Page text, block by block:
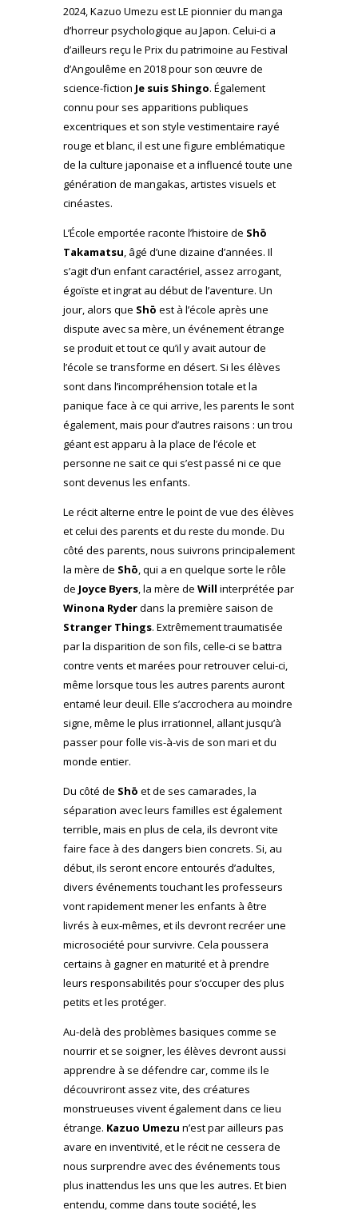
2024, Kazuo Umezu est LE pionnier du manga
d’horreur psychologique au Japon. Celui-ci a
d’ailleurs reçu le Prix du patrimoine au Festival
d’Angoulême en 2018 pour son œuvre de
science-fiction Je suis Shingo. Également
connu pour ses apparitions publiques
excentriques et son style vestimentaire rayé
rouge et blanc, il est une figure emblématique
de la culture japonaise et a influencé toute une
génération de mangakas, artistes visuels et
cinéastes.
L’École emportée raconte l’histoire de Shō
Takamatsu, âgé d’une dizaine d’années. Il
s’agit d’un enfant caractériel, assez arrogant,
égoïste et ingrat au début de l’aventure. Un
jour, alors que Shō est à l’école après une
dispute avec sa mère, un événement étrange
se produit et tout ce qu’il y avait autour de
l’école se transforme en désert. Si les élèves
sont dans l’incompréhension totale et la
panique face à ce qui arrive, les parents le sont
également, mais pour d’autres raisons : un trou
géant est apparu à la place de l’école et
personne ne sait ce qui s’est passé ni ce que
sont devenus les enfants.
Le récit alterne entre le point de vue des élèves
et celui des parents et du reste du monde. Du
côté des parents, nous suivrons principalement
la mère de Shō, qui a en quelque sorte le rôle
de Joyce Byers, la mère de Will interprétée par
Winona Ryderdans la première saison de
Stranger Things. Extrêmement traumatisée
par la disparition de son fils, celle-ci se battra
contre vents et marées pour retrouver celui-ci,
même lorsque tous les autres parents auront
entamé leur deuil. Elle s’accrochera au moindre
signe, même le plus irrationnel, allant jusqu’à
passer pour folle vis-à-vis de son mari et du
monde entier.
Du côté de Shō et de ses camarades, la
séparation avec leurs familles est également
terrible, mais en plus de cela, ils devront vite
faire face à des dangers bien concrets. Si, au
début, ils seront encore entourés d’adultes,
divers événements touchant les professeurs
vont rapidement mener les enfants à être
livrés à eux-mêmes, et ils devront recréer une
microsociété pour survivre. Cela poussera
certains à gagner en maturité et à prendre
leurs responsabilités pour s’occuper des plus
petits et les protéger.
Au-delà des problèmes basiques comme se
nourrir et se soigner, les élèves devront aussi
apprendre à se défendre car, comme ils le
découvriront assez vite, des créatures
monstrueuses vivent également dans ce lieu
étrange. Kazuo Umezu n’est par ailleurs pas
avare en inventivité, et le récit ne cessera de
nous surprendre avec des événements tous
plus inattendus les uns que les autres. Et bien
entendu, comme dans toute société, les